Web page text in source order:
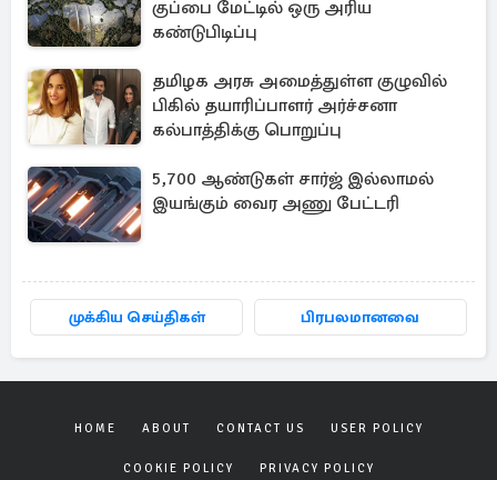
குப்பை மேட்டில் ஒரு அரிய
கண்டுபிடிப்பு
தமிழக அரசு அமைத்துள்ள குழுவில்
பிகில் தயாரிப்பாளர் அர்ச்சனா
கல்பாத்திக்கு பொறுப்பு
5,700 ஆண்டுகள் சார்ஜ் இல்லாமல்
இயங்கும் வைர அணு பேட்டரி
முக்கிய செய்திகள் பிரபலமானவை
HOME ABOUT CONTACT US USER POLICY
COOKIE POLICY PRIVACY POLICY